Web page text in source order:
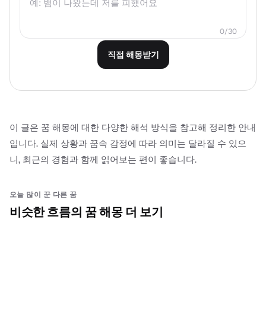
0/30
직접 해몽받기
이 글은 꿈 해몽에 대한 다양한 해석 방식을 참고해 정리한 안내
입니다. 실제 상황과 꿈속 감정에 따라 의미는 달라질 수 있으
니, 최근의 경험과 함께 읽어보는 편이 좋습니다.
오늘 많이 꾼 다른 꿈
비슷한 흐름의 꿈 해몽 더 보기